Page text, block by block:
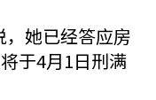
她已经答应房
于4月1日刑满